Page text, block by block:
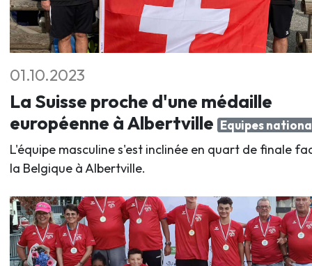
01.10.2023
La Suisse proche d'une médaille
européenne à Albertville Equipes
L'équipe masculine s'est inclinée en quart de finale
la Belgique à Albertville.